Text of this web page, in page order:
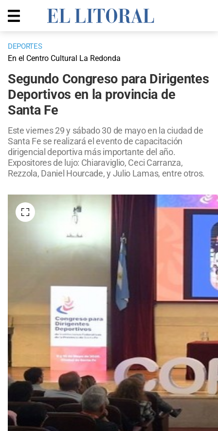
DEPORTES
En el Centro Cultural La Redonda
Segundo Congreso para Dirigentes
Deportivos en la provincia de
Santa Fe
Este viernes 29 y sábado 30 de mayo en la ciudad de
Santa Fe se realizará el evento de capacitación
dirigencial deportiva más importante del año.
Expositores de lujo: Chiaraviglio, Ceci Carranza,
Rezzola, Daniel Hourcade, y Julio Lamas, entre otros.